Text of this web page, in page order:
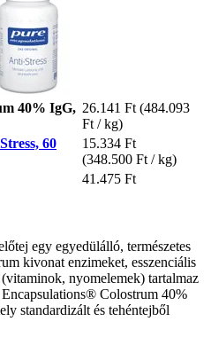
40% IgG, 26.141 Ft (484.093
Ft / kg)
60
15.334 Ft
(348.500 Ft / kg)
41.475 Ft
egy egyedülálló, természetes
kivonat enzimeket, esszenciális
nyomelemek) tartalmaz
Colostrum 40%
standardizált és tehéntejből